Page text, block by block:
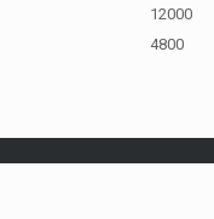
12000
4800